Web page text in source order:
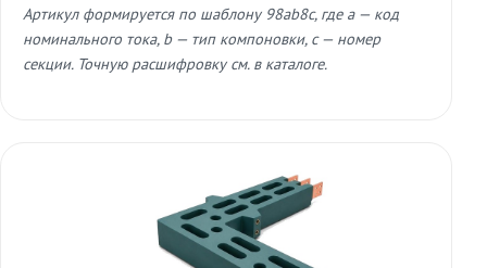
Артикул формируется по шаблону 98ab8c, где a — код
номинального тока, b — тип компоновки, c — номер
секции. Точную расшифровку см. в каталоге.